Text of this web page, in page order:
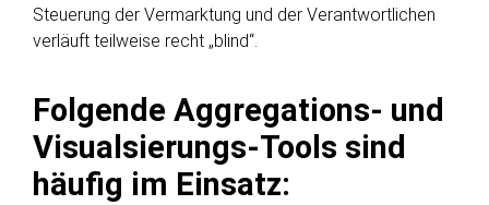
Steuerung der Vermarktung und der Verantwortlichen
verläuft teilweise recht „blind“.
Folgende Aggregations- und
Visualsierungs-Tools sind
häufig im Einsatz: